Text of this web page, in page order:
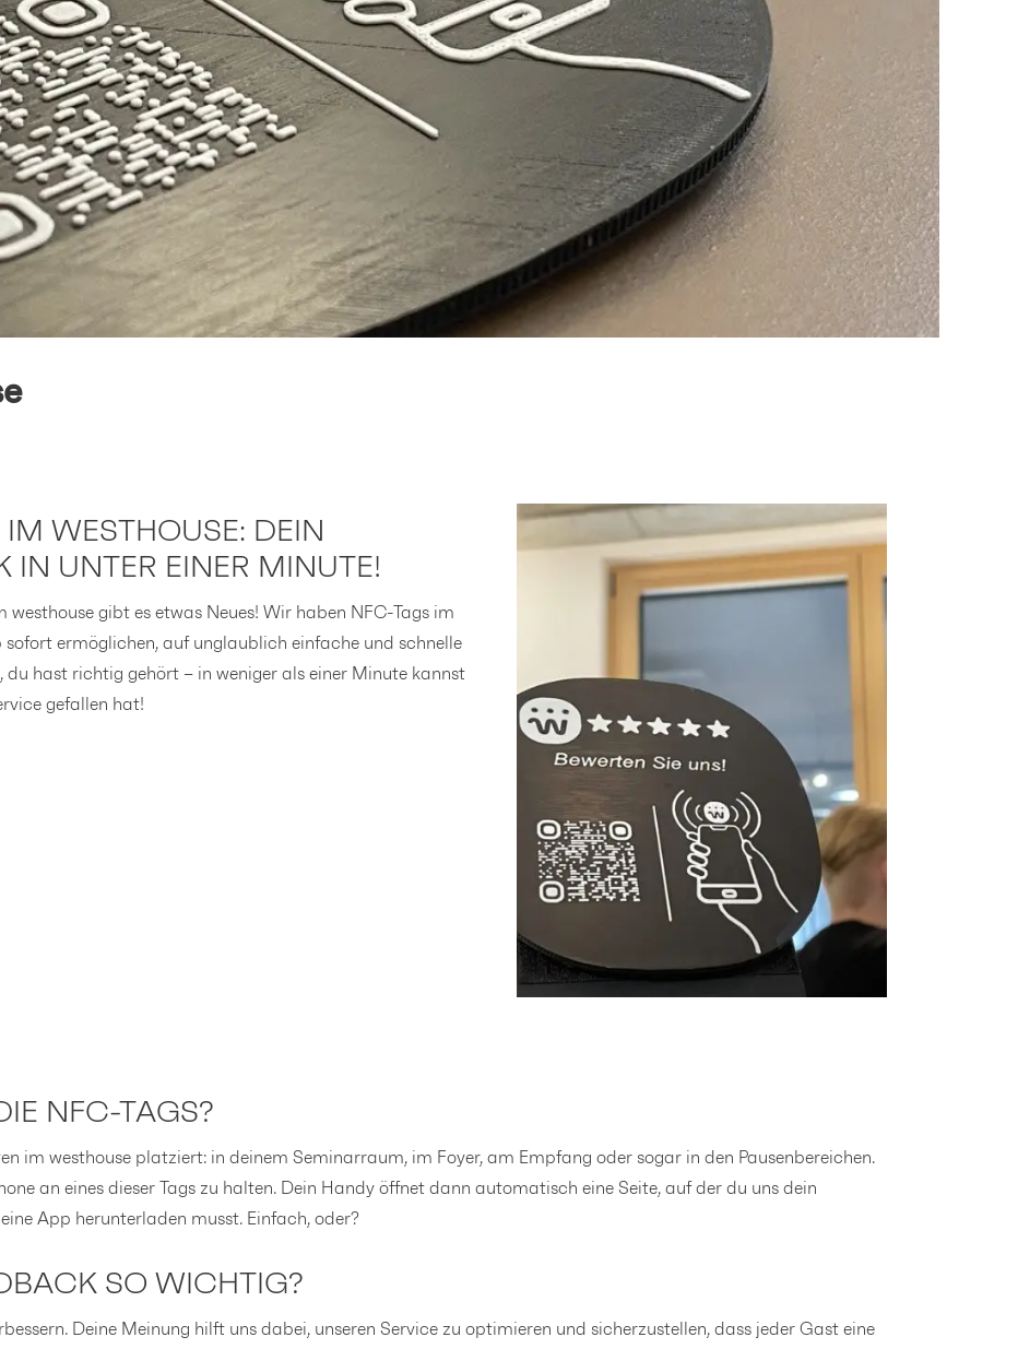
WESTHOUSE: DEIN
IN UNTER EINER MINUTE!
gibt es etwas Neues! Wir haben NFC-Tags im
ermöglichen, auf unglaublich einfache und schnelle
du hast richtig gehört – in weniger als einer Minute kannst
gefallen hat!
NFC-TAGS?
im westhouse platziert: in deinem Seminarraum, im Foyer, am Empfang oder sogar in den Pausenbereichen.
an eines dieser Tags zu halten. Dein Handy öffnet dann automatisch eine Seite, auf der du uns dein
App herunterladen musst. Einfach, oder?
SO WICHTIG?
Deine Meinung hilft uns dabei, unseren Service zu optimieren und sicherzustellen, dass jeder Gast eine